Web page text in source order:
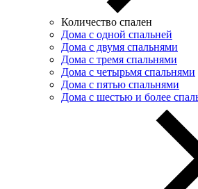
Количество спален
Дома с одной спальней
Дома с двумя спальнями
Дома с тремя спальнями
Дома с четырьмя спальнями
Дома с пятью спальнями
Дома с шестью и более